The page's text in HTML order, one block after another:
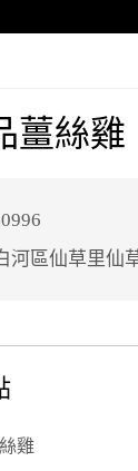
薑絲雞
區仙草里仙
雞